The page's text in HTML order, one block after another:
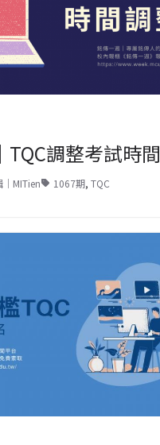
TQC調整考試時間
｜MITien 1067期, TQC